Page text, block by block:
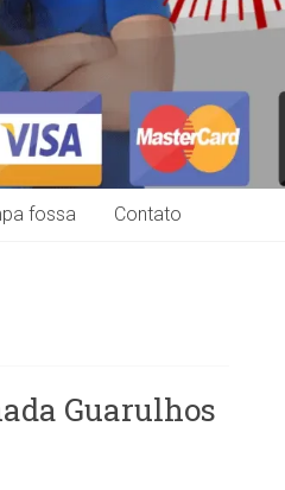
fossa Contato
Guarulhos